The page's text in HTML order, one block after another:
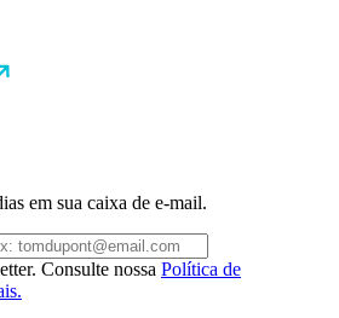
em sua caixa de e-mail.
Consulte nossa Política de